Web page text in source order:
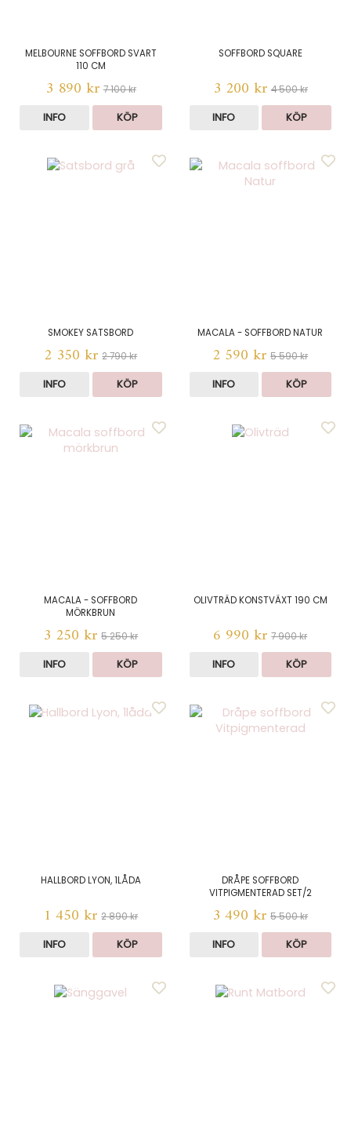
MELBOURNE SOFFBORD SVART
110 CM
3 890 kr 7 100 kr
INFO KÖP
SOFFBORD SQUARE
3 200 kr 4 500 kr
INFO KÖP
SMOKEY SATSBORD
2 350 kr 2 790 kr
INFO KÖP
MACALA - SOFFBORD NATUR
2 590 kr 5 590 kr
INFO KÖP
MACALA - SOFFBORD
MÖRKBRUN
3 250 kr 5 250 kr
INFO KÖP
OLIVTRÄD KONSTVÄXT 190 CM
6 990 kr 7 900 kr
INFO KÖP
HALLBORD LYON, 1LÅDA
1 450 kr 2 890 kr
INFO KÖP
DRÅPE SOFFBORD
VITPIGMENTERAD SET/2
3 490 kr 5 500 kr
INFO KÖP